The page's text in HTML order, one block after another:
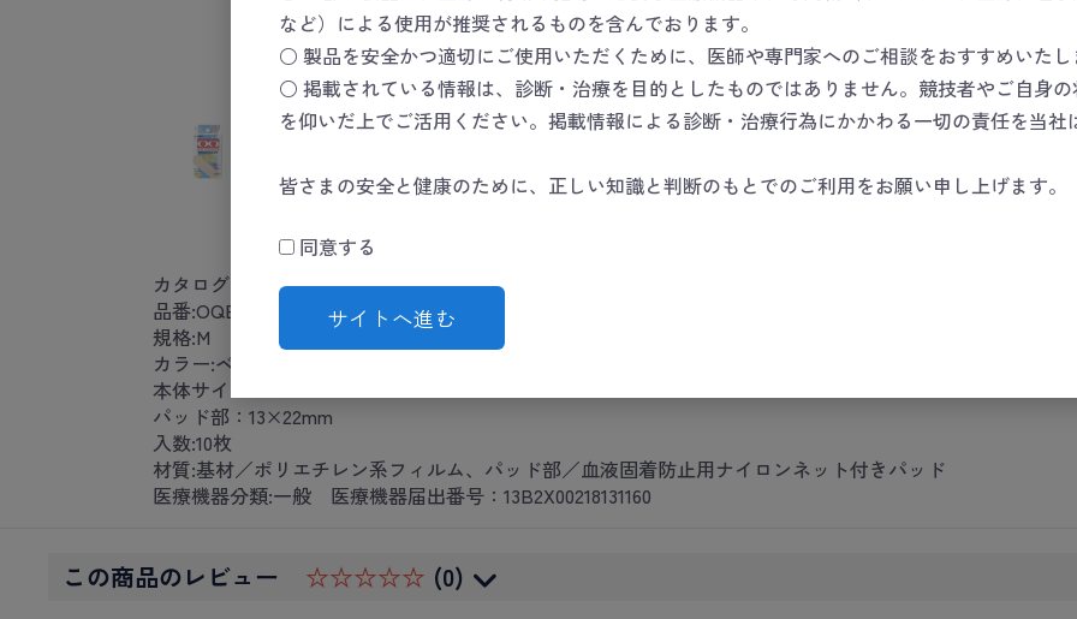
など）による使用が推奨されるものを含んでおります。
○ 製品を安全かつ適切にご使用いただくために、医師や専門家へのご相談をおすすめいたし
○ 掲載されている情報は、診断・治療を目的としたものではありません。競技者やご自身
を仰いだ上でご活用ください。掲載情報による診断・治療行為にかかわる一切の責任を当社
皆さまの安全と健康のために、正しい知識と判断のもとでのご利用をお願い申し上げます。
同意する
サイトへ進む
お気に入り
●ポリエチレン系素材によ
ます。
カタログコード:24-6939-01
品番:OQE10M
規格:M
カラー:ベージュ
本体サイズ:21×70mm
パッド部：13×22mm
入数:10枚
材質:基材／ポリエチレン系フィルム、パッド部／血液固着防止用ナイロンネット付きパッド
医療機器分類:一般 医療機器届出番号：13B2X00218131160
この商品のレビュー ☆☆☆☆☆ (0)